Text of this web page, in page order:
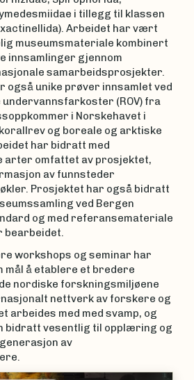
i tillegg til klassen
Arbeidet har vært
museumsmateriale kombinert
innsamlinger gjennom
samarbeidsprosjekter.
unike prøver innsamlet ved
(ROV) fra
i Norskehavet i
og boreale og arktiske
har bidratt med
arter omfattet av prosjektet,
av funnsteder
Prosjektet har også bidratt
ved Bergen
og med referansemateriale
bearbeidet.
workshops og seminar har
mål å etablere et bredere
nordiske forskningsmiljøene
nettverk av forskere og
arbeides med med svamp, og
bidratt vesentlig til opplæring og
av